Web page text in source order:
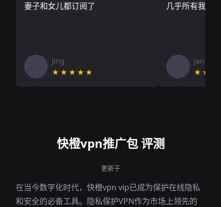
妻子和女儿都订阅了
Jing
★★★★★
几乎所有我需
Jan V
快橙vpn推广包 评测
更新于
在当今数字化时代，快橙vpn vip已成为保护在线隐私
和安全的必备工具。隐私保护VPN作为市场上领先的